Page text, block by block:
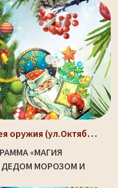
Новое здание музея оружия (ул.Октябрьская, д. 2)
«МАГИЯ
ДЕДОМ МОРОЗОМ И